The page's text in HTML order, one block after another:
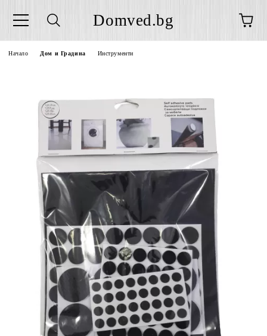
Domved.bg
Начало Дом и Градина Инструменти